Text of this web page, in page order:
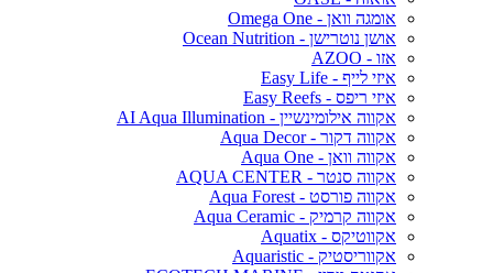
אומגה וואן - Omega One
אושן נוטרישן - Ocean Nutrition
אזו - AZOO
איזי לייף - Easy Life
איזי ריפס - Easy Reefs
אקווה אילומינשיין - AI Aqua Illumination
אקווה דקור - Aqua Decor
אקווה וואן - Aqua One
אקווה סנטר - AQUA CENTER
אקווה פורסט - Aqua Forest
אקווה קרמיק - Aqua Ceramic
אקווטיקס - Aquatix
אקווריסטיק - Aquaristic